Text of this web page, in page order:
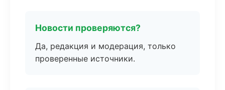
Новости проверяются?
Да, редакция и модерация, только
проверенные источники.